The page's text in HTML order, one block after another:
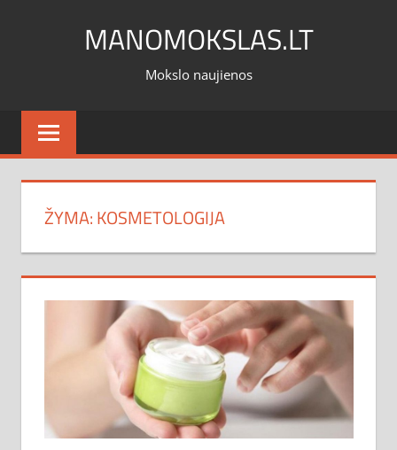
MANOMOKSLAS.LT
Mokslo naujienos
ŽYMA:KOSMETOLOGIJA